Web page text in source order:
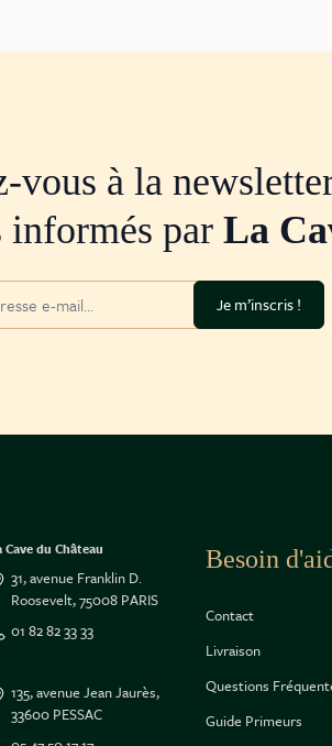
vous à la
informés par La
Je m’inscris !
Cave du Château
31, avenue Franklin D.
Roosevelt, 75008 PARIS
01 82 82 33 33
135, avenue Jean Jaurès,
33600 PESSAC
Besoin
Contact
Livraison
Questions
Guide Primeurs